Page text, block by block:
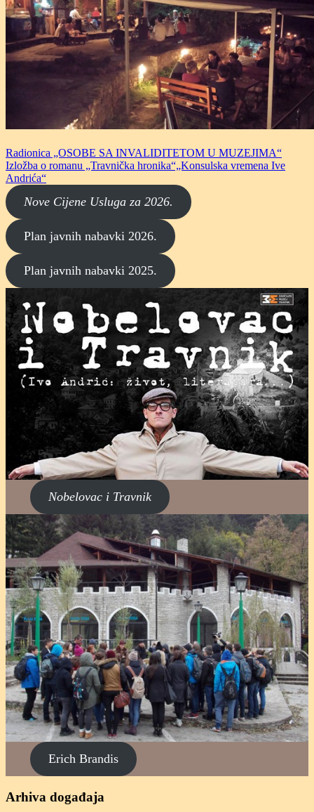
Radionica „OSOBE SA INVALIDITETOM U MUZEJIMA“
Izložba o romanu „Travnička hronika“„Konsulska vremena Ive
Andrića“
Nove Cijene Usluga za 2026.
Plan javnih nabavki 2026.
Plan javnih nabavki 2025.
Nobelovac i Travnik
Erich Brandis
Arhiva događaja